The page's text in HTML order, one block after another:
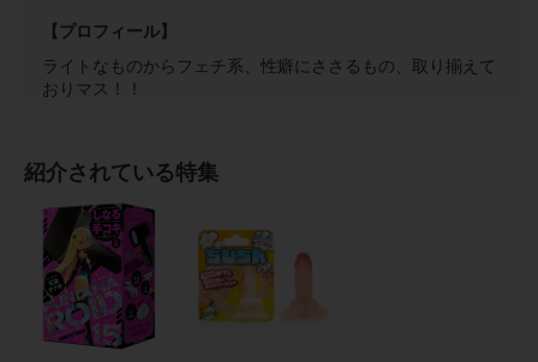
【プロフィール】
ライトなものからフェチ系、性癖にささるもの、取り揃えて
おりマス！！
紹介されている特集